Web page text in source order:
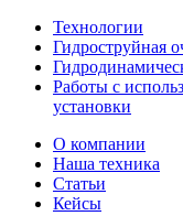
Технологии
Гидроструйная
Работы с
установки
О компании
Наша техника
Статьи
Кейсы